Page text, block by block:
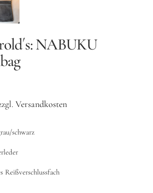
Modeschmuck
Männerschmuck
Kontakt
NABUKU
Versandkosten
schwarz
Reißverschlussfach